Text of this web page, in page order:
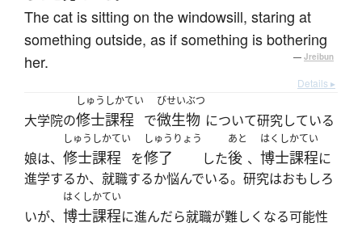
The cat is sitting on the windowsill, staring at
something outside, as if something is bothering
her.
— Jreibun
Details ▸
大学院の
しゅうしかてい
修士課程 で
びせいぶつ
微生物 について研究している
娘は、
しゅうしかてい
修士課程 を
しゅうりょう
修了 した
あと
後 、
はくしかてい
博士課程に
進学するか、就職するか悩んでいる。研究はおもしろ
いが、
はくしかてい
博士課程に進んだら就職が難しくなる可能性